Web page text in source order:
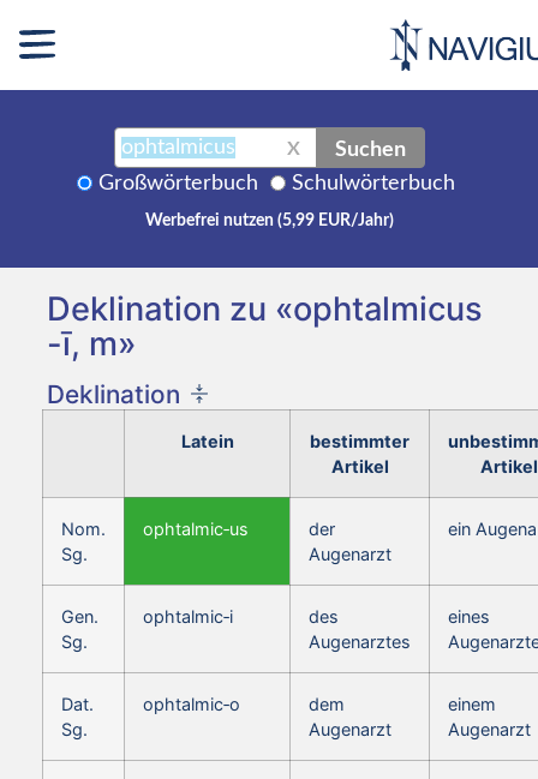
X Suchen
Großwörterbuch Schulwörterbuch
Werbefrei nutzen (5,99 EUR/Jahr)
Deklination zu «ophtalmicus
-ī, m»
Deklination
Latein
bestimmter
Artikel
Artikel
Nom.
Sg.
ophtalmic‑us
der
Augenarzt
ein
Gen.
Sg.
ophtalmic‑i
des
Augenarztes
eines
Dat.
Sg.
ophtalmic‑o
dem
Augenarzt
einem
Augenarzt